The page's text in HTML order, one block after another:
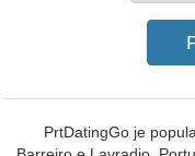
PrtDatingGo je